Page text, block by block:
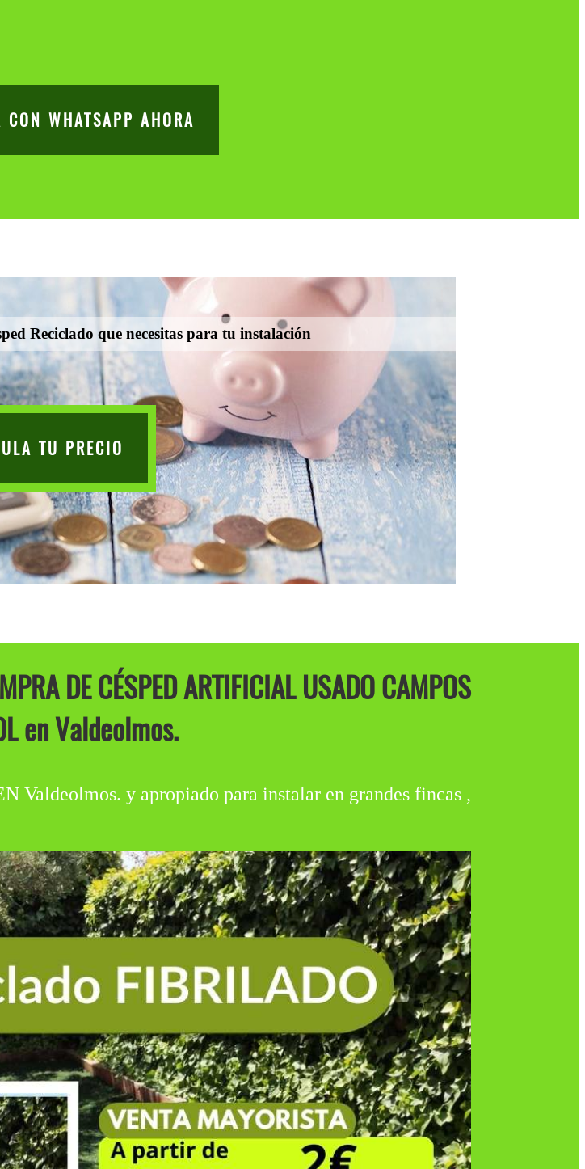
CON WHATSAPP AHORA
Reciclado que necesitas para tu instalación
TU PRECIO
DE CÉSPED ARTIFICIAL USADO CAMPOS
en Valdeolmos.
Valdeolmos. y apropiado para instalar en grandes fincas ,